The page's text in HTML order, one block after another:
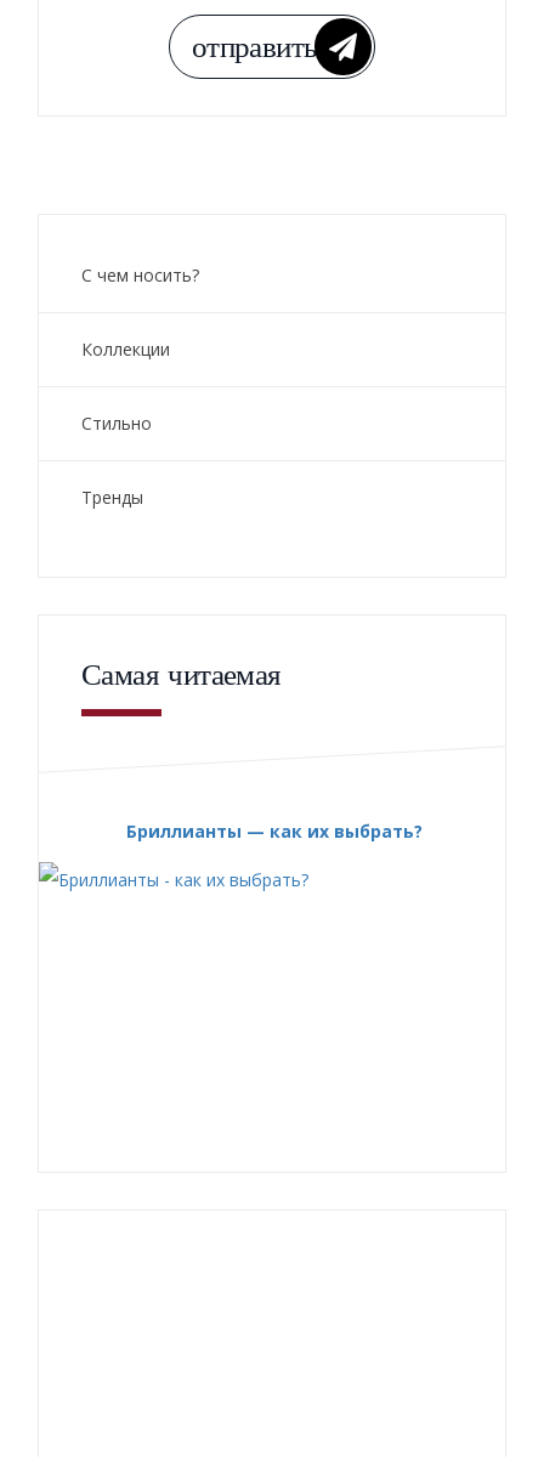
С чем носить?
Коллекции
Стильно
Тренды
Самая читаемая
Бриллианты — как их выбрать?